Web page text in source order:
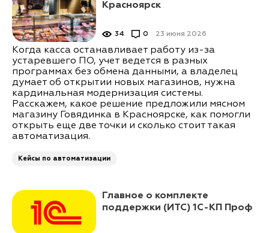
Красноярск
23 июня 2026
34 0
Когда касса останавливает работу из-за
устаревшего ПО, учет ведется в разных
программах без обмена данными, а владелец
думает об открытии новых магазинов, нужна
кардинальная модернизация системы.
Расскажем, какое решение предложили мясном
магазину Говядинка в Красноярске, как помогли
открыть еще две точки и сколько стоит такая
автоматизация.
Кейсы по автоматизации
Главное о комплекте
поддержки (ИТС) 1С-КП Проф